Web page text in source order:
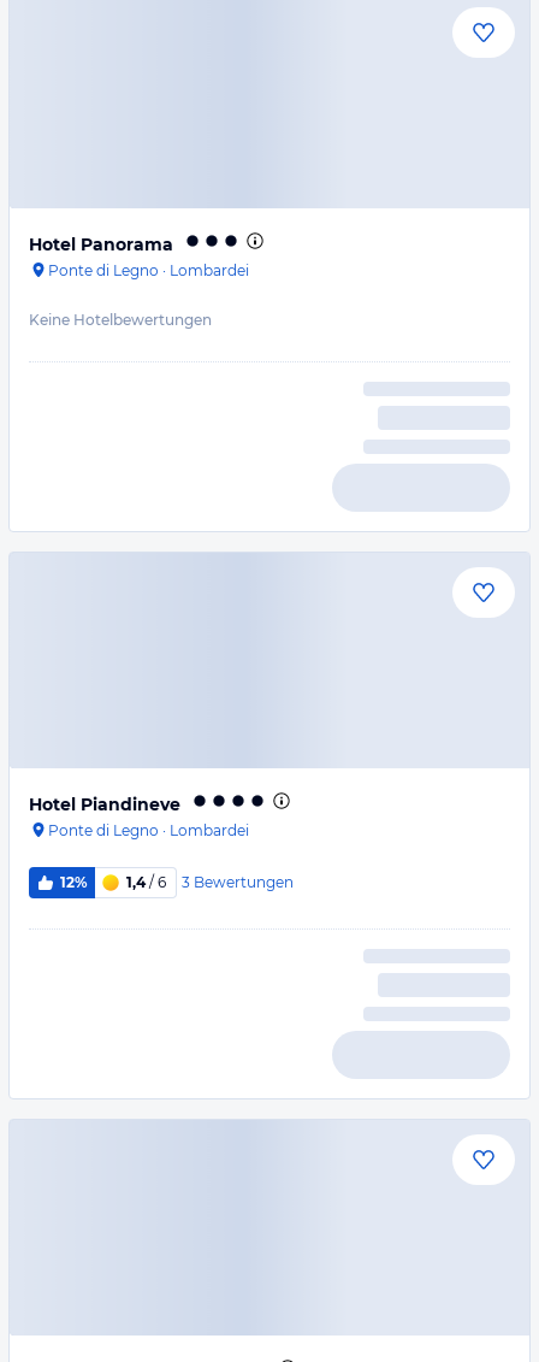
Hotel Panorama
Ponte di Legno · Lombardei
Keine Hotelbewertungen
Hotel Piandineve
Ponte di Legno · Lombardei
12% 1,4/ 6 3 Bewertungen